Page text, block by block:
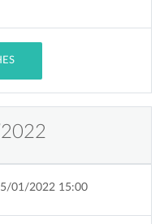
2022
01/2022 15:00